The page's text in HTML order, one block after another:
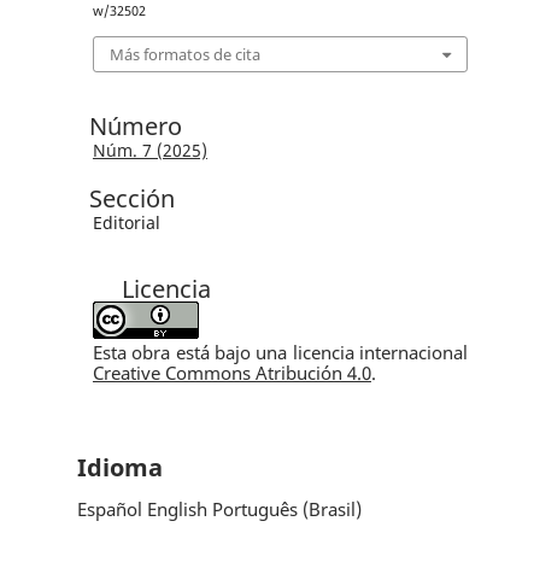
w/32502
Más formatos de cita
Número
Núm. 7 (2025)
Sección
Editorial
Licencia
Esta obra está bajo una licencia internacional
Creative Commons Atribución 4.0.
Idioma
Español English Português (Brasil)